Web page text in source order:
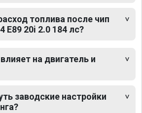
топлива после чип
E89 20i 2.0 184 лс?
на двигатель и
заводские настройки